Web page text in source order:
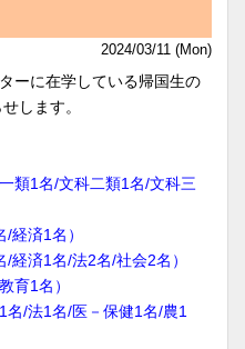
2024/03/11 (Mon)
ーに在学している帰国生の
します。
1名/文科二類1名/文科三
済1名）
済1名/法2名/社会2名）
育1名）
/法1名/医－保健1名/農1